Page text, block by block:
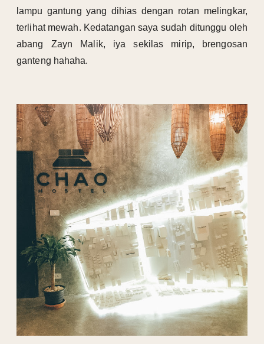
lampu gantung yang dihias dengan rotan melingkar,
terlihat mewah. Kedatangan saya sudah ditunggu oleh
abang Zayn Malik, iya sekilas mirip, brengosan
ganteng hahaha.